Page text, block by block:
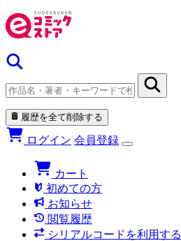
履歴を全て削除する
ログイン 会員登録
カート
初めての方
お知らせ
閲覧履歴
シリアルコードを利用する